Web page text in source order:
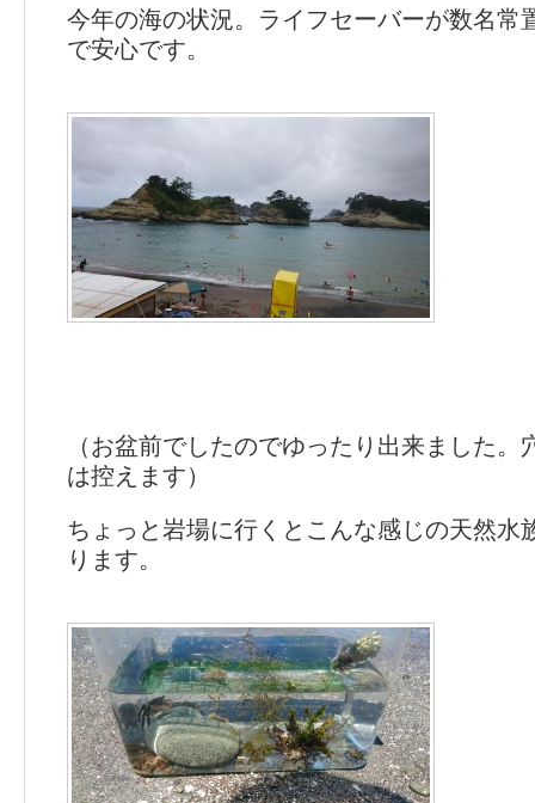
今年の海の状況。ライフセーバーが数名常
で安心です。
（お盆前でしたのでゆったり出来ました。
は控えます）
ちょっと岩場に行くとこんな感じの天然水
ります。